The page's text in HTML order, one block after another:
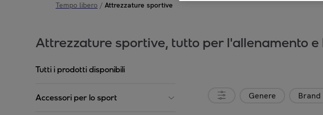
Tempo libero / Attrezzature sportive
Attrezzature sportive, tutto per l'allenamento
Tutti i prodotti disponibili
Accessori per lo sport Genere Brand